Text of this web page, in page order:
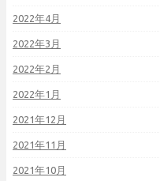
2022年4月
2022年3月
2022年2月
2022年1月
2021年12月
2021年11月
2021年10月